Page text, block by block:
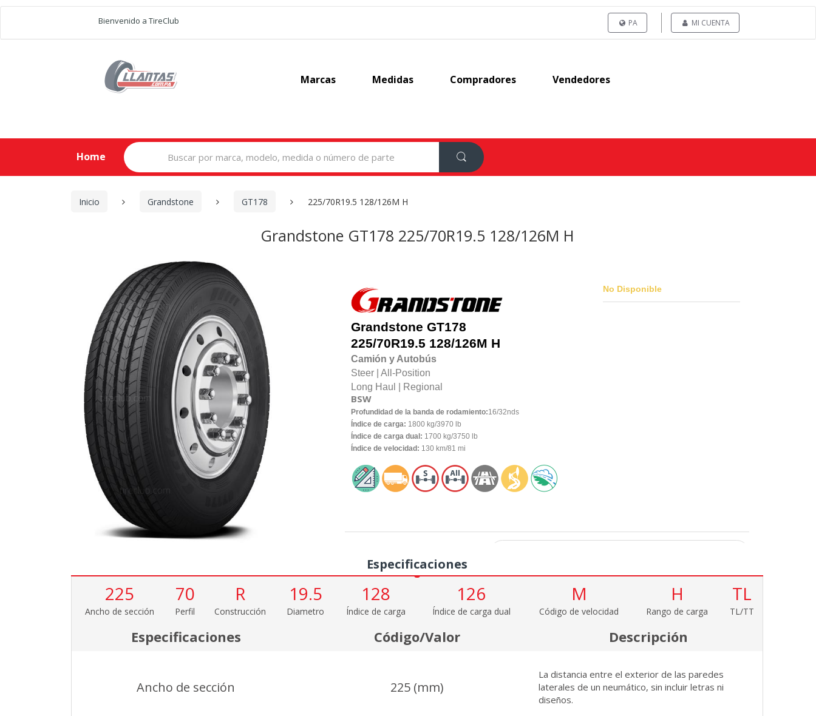
Bienvenido a TireClub PA MI CUENTA
Marcas Medidas Compradores Vendedores
Home
Search
for:
Inicio Grandstone GT178 225/70R19.5 128/126M H
Grandstone GT178 225/70R19.5 128/126M H
Grandstone GT178
225/70R19.5 128/126M H
Camión y Autobús
Steer | All-Position
Long Haul |
Regional
BSW
Profundidad de la banda de rodamiento:16/32nds
Índice de carga: 1800 kg/3970 lb
Índice de carga dual: 1700 kg/3750 lb
Índice de velocidad: 130 km/81 mi
No Disponible
Especificaciones
225
Ancho de sección
70
Perfil
R
Construcción
19.5
Diametro
128
Índice de carga
126
Índice de carga dual
M
Código de velocidad
H
Rango de carga
TL
TL/TT
Especificaciones Código/Valor Descripción
Ancho de sección 225 (mm)
La distancia entre el exterior de las paredes
laterales de un neumático, sin incluir letras ni
diseños.